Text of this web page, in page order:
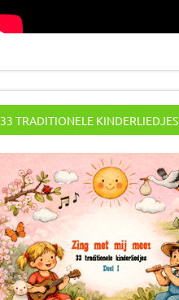
33 TRADITIONELE KINDERLIEDJES